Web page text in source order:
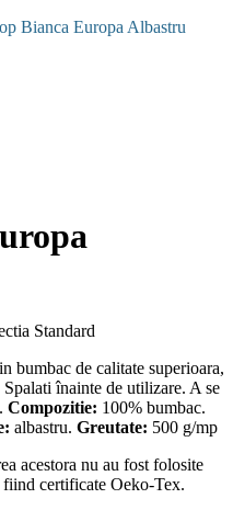
Bianca Europa Albastru
Standard
bumbac de calitate superioara,
Spalati înainte de utilizare. A se
Compozitie: 100% bumbac.
albastru. Greutate: 500 g/mp
acestora nu au fost folosite
fiind certificate Oeko-Tex.